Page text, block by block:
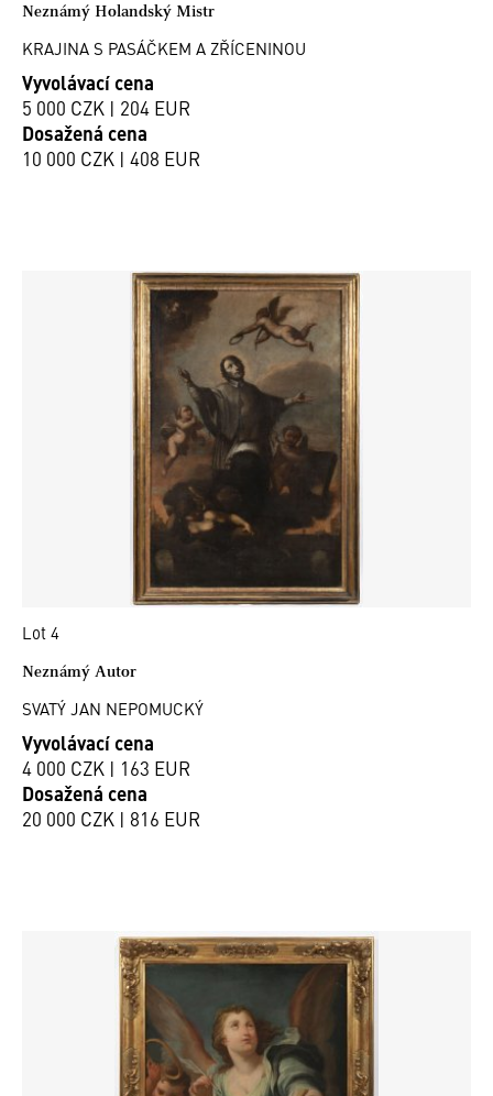
Neznámý Holandský Mistr
KRAJINA S PASÁČKEM A ZŘÍCENINOU
Vyvolávací cena
5 000 CZK | 204 EUR
Dosažená cena
10 000 CZK | 408 EUR
Lot 4
Neznámý Autor
SVATÝ JAN NEPOMUCKÝ
Vyvolávací cena
4 000 CZK | 163 EUR
Dosažená cena
20 000 CZK | 816 EUR